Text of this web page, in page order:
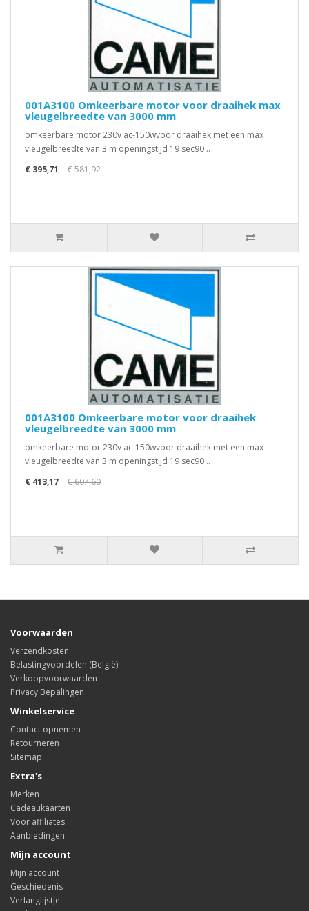
001A3100 Omkeerbare motor voor draaihek max
vleugelbreedte van 3000 mm
omkeerbare motor 230v ac-150wvoor draaihek met een max
vleugelbreedte van 3 m openingstijd 19 sec90 ..
€ 395,71
€ 581,92
001A3100 Omkeerbare motor voor draaihek
vleugelbreedte van 3000 mm
omkeerbare motor 230v ac-150wvoor draaihek met een max
vleugelbreedte van 3 m openingstijd 19 sec90 ..
€ 413,17
€ 607,60
Voorwaarden
Verzendkosten
Belastingvoordelen (België)
Verkoopvoorwaarden
Privacy Bepalingen
Winkelservice
Contact opnemen
Retourneren
Sitemap
Extra's
Merken
Cadeaukaarten
Voor affiliates
Aanbiedingen
Mijn account
Mijn account
Geschiedenis
Verlanglijstje